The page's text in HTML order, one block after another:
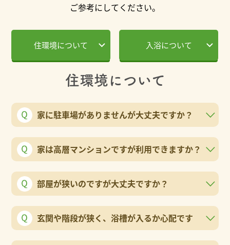
ご参考にしてください。
住環境について 入浴について
住環境について
家に駐車場がありませんが大丈夫ですか？
家は高層マンションですが利用できますか？
部屋が狭いのですが大丈夫ですか？
玄関や階段が狭く、浴槽が入るか心配です